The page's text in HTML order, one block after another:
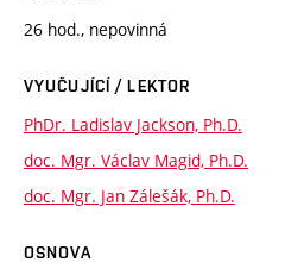
26 hod., nepovinná
VYUČUJÍCÍ / LEKTOR
PhDr. Ladislav Jackson, Ph.D.
doc. Mgr. Václav Magid, Ph.D.
doc. Mgr. Jan Zálešák, Ph.D.
OSNOVA